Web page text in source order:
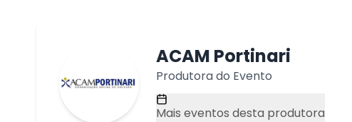
ACAM Portinari
Produtora do Evento
Mais eventos desta produtora